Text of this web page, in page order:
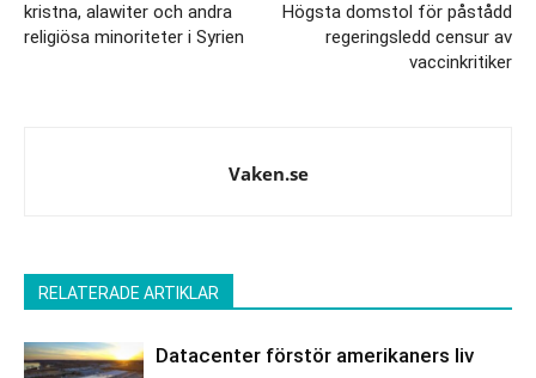
kristna, alawiter och andra
religiösa minoriteter i Syrien
Högsta domstol för påstådd
regeringsledd censur av
vaccinkritiker
Vaken.se
RELATERADE ARTIKLAR
Datacenter förstör amerikaners liv